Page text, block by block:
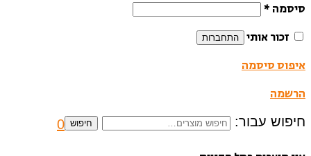
סיסמה *
זכור אותי
התחברות
איפוס סיסמה
הרשמה
חיפוש עבור: חיפוש 0